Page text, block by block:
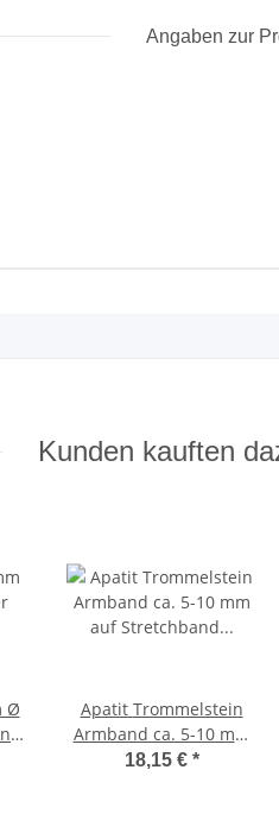
Angaben zur
Kunden kauften
Ø
Apatit Trommelstein
Armband ca. 5-10 mm
auf Stretchband ca. 19
18,15 € *